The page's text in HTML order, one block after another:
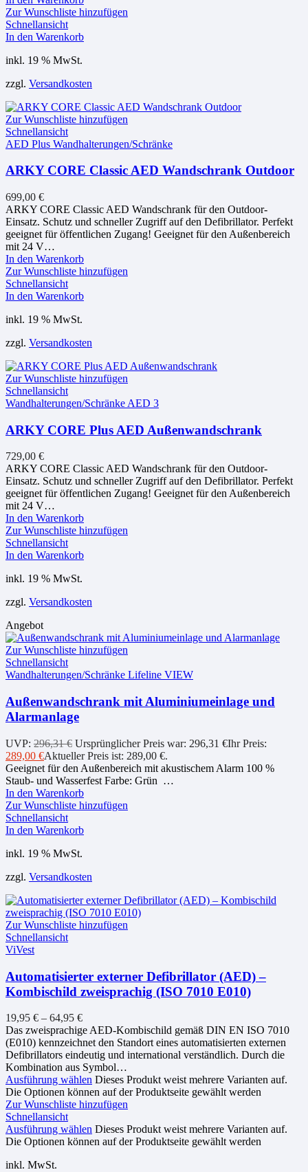
Zur Wunschliste hinzufügen
Schnellansicht
In den Warenkorb
inkl. 19 % MwSt.
zzgl. Versandkosten
Zur Wunschliste hinzufügen
Schnellansicht
AED Plus Wandhalterungen/Schränke
ARKY CORE Classic AED Wandschrank Outdoor
699,00 €
ARKY CORE Classic AED Wandschrank für den Outdoor-
Einsatz. Schutz und schneller Zugriff auf den Defibrillator. Perfekt
geeignet für öffentlichen Zugang! Geeignet für den Außenbereich
mit 24 V…
In den Warenkorb
Zur Wunschliste hinzufügen
Schnellansicht
In den Warenkorb
inkl. 19 % MwSt.
zzgl. Versandkosten
Zur Wunschliste hinzufügen
Schnellansicht
Wandhalterungen/Schränke AED 3
ARKY CORE Plus AED Außenwandschrank
729,00 €
ARKY CORE Classic AED Wandschrank für den Outdoor-
Einsatz. Schutz und schneller Zugriff auf den Defibrillator. Perfekt
geeignet für öffentlichen Zugang! Geeignet für den Außenbereich
mit 24 V…
In den Warenkorb
Zur Wunschliste hinzufügen
Schnellansicht
In den Warenkorb
inkl. 19 % MwSt.
zzgl. Versandkosten
Angebot
Zur Wunschliste hinzufügen
Schnellansicht
Wandhalterungen/Schränke Lifeline VIEW
Außenwandschrank mit Aluminiumeinlage und
Alarmanlage
UVP: 296,31€ Ursprünglicher Preis war: 296,31 €Ihr Preis:
289,00 €Aktueller Preis ist: 289,00 €.
Geeignet für den Außenbereich mit akustischem Alarm 100 %
Staub- und Wasserfest Farbe: Grün …
In den Warenkorb
Zur Wunschliste hinzufügen
Schnellansicht
In den Warenkorb
inkl. 19 % MwSt.
zzgl. Versandkosten
Zur Wunschliste hinzufügen
Schnellansicht
ViVest
Automatisierter externer Defibrillator (AED) –
Kombischild zweisprachig (ISO 7010 E010)
19,95 € – 64,95 €
Das zweisprachige AED-Kombischild gemäß DIN EN ISO 7010
(E010) kennzeichnet den Standort eines automatisierten externen
Defibrillators eindeutig und international verständlich. Durch die
Kombination aus Symbol…
Ausführung wählen Dieses Produkt weist mehrere Varianten auf.
Die Optionen können auf der Produktseite gewählt werden
Zur Wunschliste hinzufügen
Schnellansicht
Ausführung wählen Dieses Produkt weist mehrere Varianten auf.
Die Optionen können auf der Produktseite gewählt werden
inkl. MwSt.